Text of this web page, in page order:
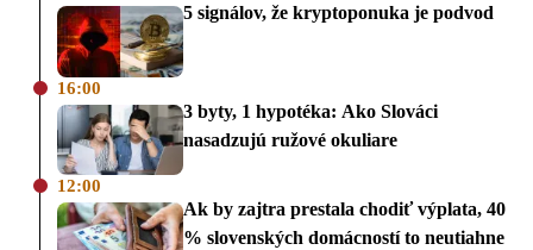
5 signálov, že kryptoponuka je podvod
16:00
3 byty, 1 hypotéka: Ako Slováci
nasadzujú ružové okuliare
12:00
Ak by zajtra prestala chodiť výplata, 40
% slovenských domácností to neutiahne